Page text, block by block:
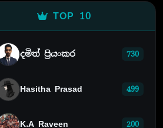
TOP 10
දමිත් ප්‍රියංකර 730
Hasitha Prasad 499
K.A Raveen 200